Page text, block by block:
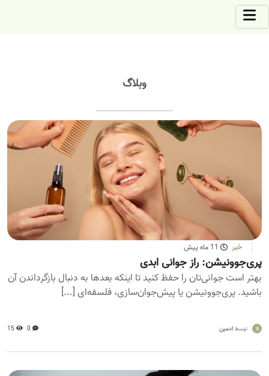
وبلاگ
خبر 11 ماه پیش
پری‌جوونیشن: راز جوانی ابدی
بهتر است جوانی‌تان را حفظ کنید تا اینکه بعدها به دنبال بازگرداندن آن
باشید. پری‌جوونیشن یا پیش‌جوان‌سازی، فلسفه‌ای [...]
a توسط ادمین 0
15